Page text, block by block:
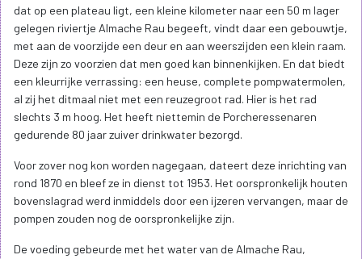
dat op een plateau ligt, een kleine kilometer naar een 50 m lager
gelegen riviertje Almache Rau begeeft, vindt daar een gebouwtje,
met aan de voorzijde een deur en aan weerszijden een klein raam.
Deze zijn zo voorzien dat men goed kan binnenkijken. En dat biedt
een kleurrijke verrassing: een heuse, complete pompwatermolen,
al zij het ditmaal niet met een reuzegroot rad. Hier is het rad
slechts 3 m hoog. Het heeft niettemin de Porcheressenaren
gedurende 80 jaar zuiver drinkwater bezorgd.
Voor zover nog kon worden nagegaan, dateert deze inrichting van
rond 1870 en bleef ze in dienst tot 1953. Het oorspronkelijk houten
bovenslagrad werd inmiddels door een ijzeren vervangen, maar de
pompen zouden nog de oorspronkelijke zijn.
De voeding gebeurde met het water van de Almache Rau,